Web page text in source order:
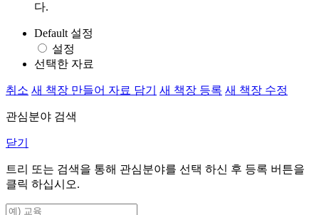
다.
Default 설정
설정
선택한 자료
취소 새 책장 만들어 자료 담기 새 책장 등록 새 책장 수정
관심분야 검색
닫기
트리 또는 검색을 통해 관심분야를 선택 하신 후 등록 버튼을
클릭 하십시오.